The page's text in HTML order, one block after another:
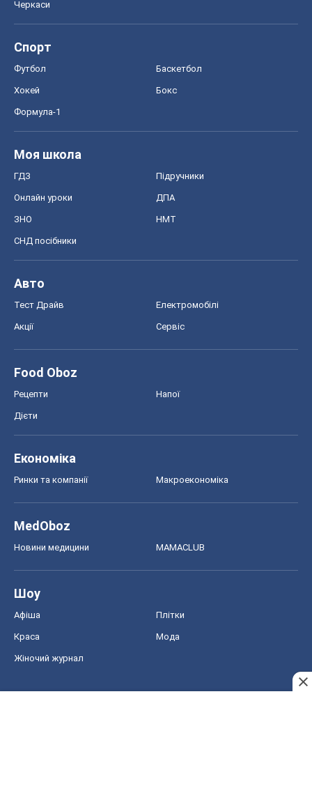
Черкаси
Спорт
Футбол Баскетбол
Хокей Бокс
Формула-1
Моя школа
ГДЗ Підручники
Онлайн уроки ДПА
ЗНО НМТ
СНД посібники
Авто
Тест Драйв Електромобілі
Акції Сервіс
Food Oboz
Рецепти Напої
Дієти
Економіка
Ринки та компанії Макроекономіка
MedOboz
Новини медицини MAMACLUB
Шоу
Афіша Плітки
Краса Мода
Жіночий журнал